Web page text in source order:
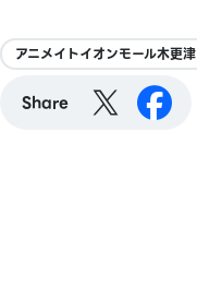
アニメイトイオンモール木更津
Share